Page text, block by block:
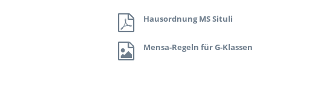
für
Schüler
Hausordnung MS Situli
Mensa-Regeln für G-Klassen